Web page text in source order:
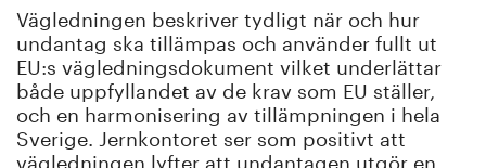
Vi tycker
Publicerat
Bildbank
Vägledningen beskriver tydligt när och hur
undantag ska tillämpas och använder fullt ut
EU:s vägledningsdokument vilket underlättar
både uppfyllandet av de krav som EU ställer,
och en harmonisering av tillämpningen i hela
Sverige. Jernkontoret ser som positivt att
vägledningen lyfter att undantagen utgör en